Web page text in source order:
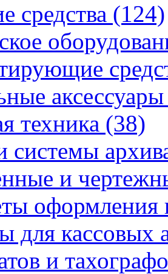
средства (124)
техника (38)
системы
и
оформления
для кассовых
и